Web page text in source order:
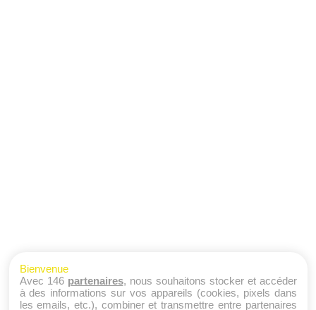
Bienvenue
Avec 146 partenaires, nous souhaitons stocker et accéder
à des informations sur vos appareils (cookies, pixels dans
les emails, etc.), combiner et transmettre entre partenaires